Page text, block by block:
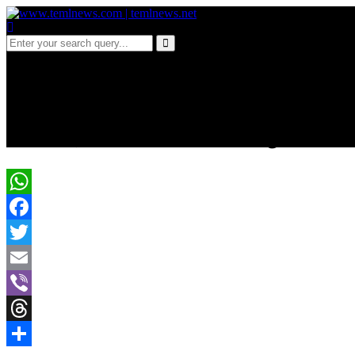
WhatsApp
Facebook
Twitter
Email
Viber
Threads